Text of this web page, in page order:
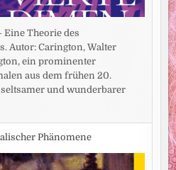
Theorie des
Autor: Carington, Walter
ein prominenter
aus dem frühen 20.
und wunderbarer
Phänomene